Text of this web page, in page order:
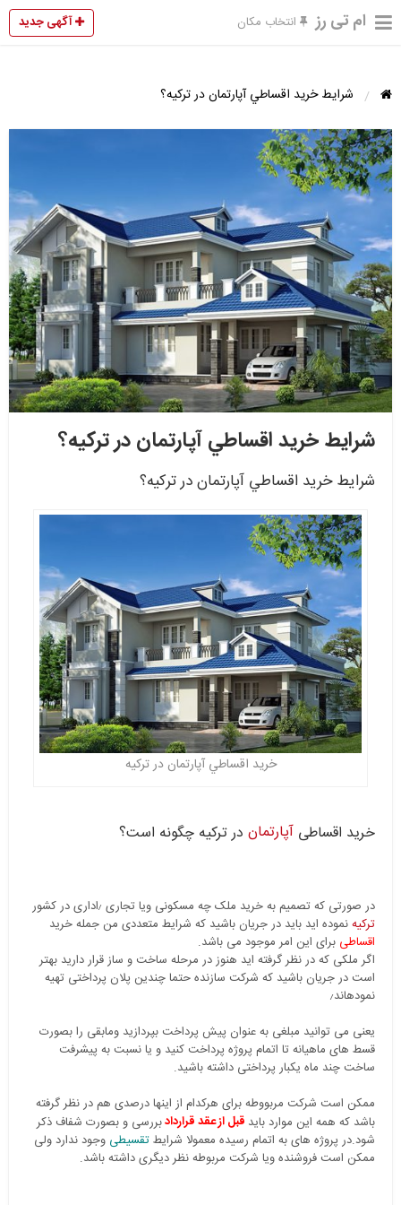
ام تی رز انتخاب مکان آگهی جدید
شرايط خريد اقساطي آپارتمان در تركيه؟
شرايط خريد اقساطي آپارتمان در تركيه؟
شرايط خريد اقساطي آپارتمان در تركيه؟
خريد اقساطي آپارتمان در تركيه
خرید اقساطیآپارتمان در ترکیه چگونه است؟
در صورتی که تصمیم به خرید ملک چه مسکونی ویا تجاری ٫اداری در کشور
ترکیهنموده اید باید در جریان باشید که شرایط متعددی من جمله خرید
اقساطی برای این امر موجود می باشد.
اگر ملکی که در نظر گرفته اید هنوز در مرحله ساخت و ساز قرار دارید بهتر
است در جریان باشید که شرکت سازنده حتما چندین پلان پرداختی تهیه
نمودهاند٫
یعنی می توانید مبلغی به عنوان پیش پرداخت بپردازید ومابقی را بصورت
قسط های ماهیانه تا اتمام پروژه پرداخت کنید و یا نسبت به پیشرفت
ساخت چند ماه یکبار پرداختی داشته باشید.
ممکن است شرکت مربووطه برای هرکدام از اینها درصدی هم در نظر گرفته
باشد که همه این موارد باید قبل از عقد قراردادبررسی و بصورت شفاف ذکر
شود.در پروژه های به اتمام رسیده معمولا شرایطتقسیطی وجود ندارد ولی
ممکن است فروشنده ویا شرکت مربوطه نظر دیگری داشته باشد.